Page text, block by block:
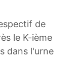
de
le K-ième
dans l'urne